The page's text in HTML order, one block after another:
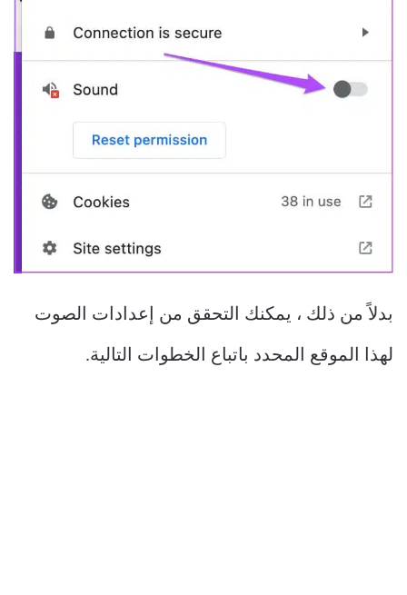
بدلاً من ذلك ، يمكنك التحقق من إعدادات الصوت
لهذا الموقع المحدد باتباع الخطوات التالية.